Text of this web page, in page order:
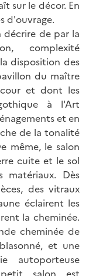
sur le décor. En
d'ouvrage.
décrire de par la
complexité
disposition des
du maître
et dont les
à l'Art
et en
de la tonalité
même, le salon
cuite et le sol
Dès
des vitraux
éclairent les
la cheminée.
cheminée de
et une
autoporteuse